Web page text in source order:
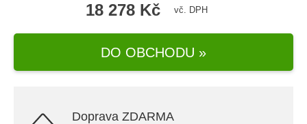
18 278 Kč vč. DPH
DO OBCHODU »
Doprava ZDARMA